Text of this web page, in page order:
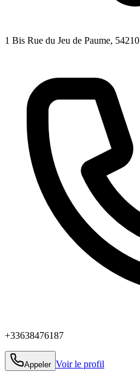
1 Bis Rue du Jeu de Paume, 54210
+33638476187
Appeler Voir le profil